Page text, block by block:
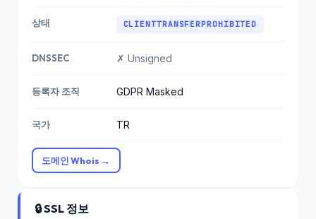
상태 CLIENTTRANSFERPROHIBITED
DNSSEC ✗ Unsigned
등록자 조직 GDPR Masked
국가 TR
도메인 Whois →
🔒 SSL 정보